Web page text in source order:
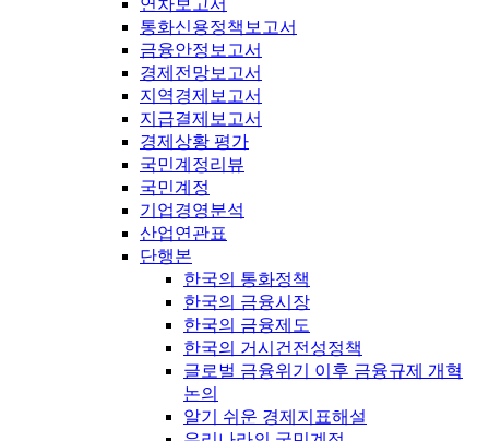
연차보고서
통화신용정책보고서
금융안정보고서
경제전망보고서
지역경제보고서
지급결제보고서
경제상황 평가
국민계정리뷰
국민계정
기업경영분석
산업연관표
단행본
한국의 통화정책
한국의 금융시장
한국의 금융제도
한국의 거시건전성정책
글로벌 금융위기 이후 금융규제 개혁
논의
알기 쉬운 경제지표해설